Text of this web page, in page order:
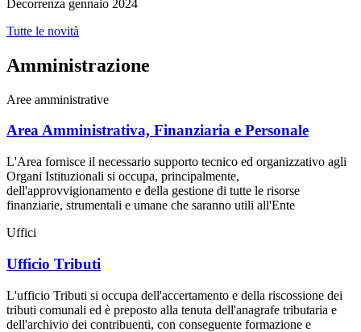
Decorrenza gennaio 2024
Tutte le novità
Amministrazione
Aree amministrative
Area Amministrativa, Finanziaria e Personale
L'Area fornisce il necessario supporto tecnico ed organizzativo agli
Organi Istituzionali si occupa, principalmente,
dell'approvvigionamento e della gestione di tutte le risorse
finanziarie, strumentali e umane che saranno utili all'Ente
Uffici
Ufficio Tributi
L'ufficio Tributi si occupa dell'accertamento e della riscossione dei
tributi comunali ed è preposto alla tenuta dell'anagrafe tributaria e
dell'archivio dei contribuenti, con conseguente formazione e